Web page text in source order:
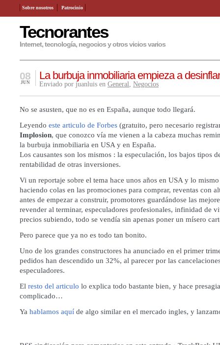
Tecnorantes
Internet, tecnología, negocios y otros vicios varios
Sobre nosotros Patrocinio
La burbuja inmobiliaria empieza a
08
JUN Enviado por juanluis en General, Negocios
No se asusten, que no es en España, aunque todo llegará.
Leyendo este articulo de Forbes (gratuito, pero necesario
Implosion, que conozco vía me vienen a la cabeza muchas
la burbuja inmobiliaria en USA y en España.
Los causantes son los mismos : la especulación, los bajos tipos
rentabilidad de otras inversiones.
Vi un reportaje sobre el tema hace unos años en USA y lo
haciendo colas en las promociones para comprar, reventas con
antes de empezar a construir, promotores guardándose las
revender al terminar, especuladores profesionales, infinidad de
precios subiendo, todo se vendía sin apenas poner un mísero
Pero parece que ya no es todo tan bonito.
Uno de los grandes constructores ha anunciado en el primer
pedidos han descendido un 32%, al parecer por las
especuladores.
El resto del articulo lo explica todo bastante bien, y hace
complicado…
Ya hablamos aquí de algo similar en el mercado ingles, y